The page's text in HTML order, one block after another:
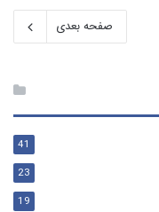
صفحه بعدی
41
23
19